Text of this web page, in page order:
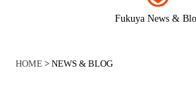
Fukuya News &
HOME > NEWS & BLOG